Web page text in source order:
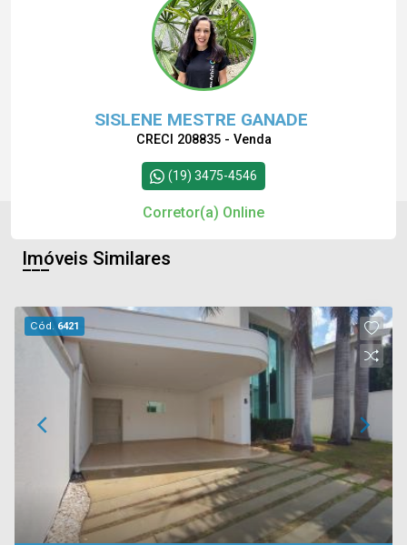
SISLENE MESTRE GANADE
CRECI 208835 - Venda
(19) 3475-4546
Corretor(a) Online
Imóveis Similares
Cód. 6421